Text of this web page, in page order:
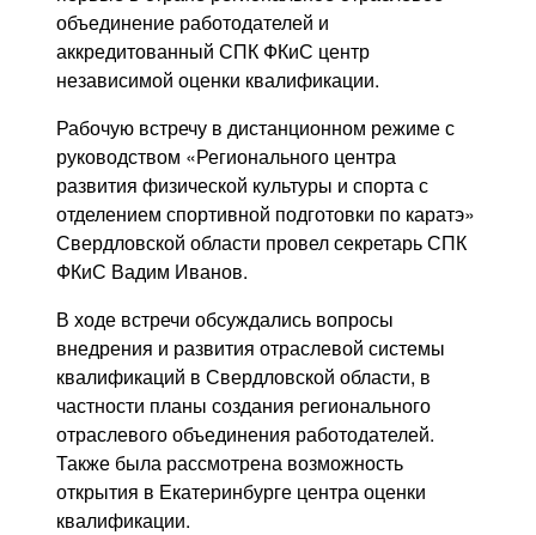
объединение работодателей и
аккредитованный СПК ФКиС центр
независимой оценки квалификации.
Рабочую встречу в дистанционном режиме с
руководством «Регионального центра
развития физической культуры и спорта с
отделением спортивной подготовки по каратэ»
Свердловской области провел секретарь СПК
ФКиС Вадим Иванов.
В ходе встречи обсуждались вопросы
внедрения и развития отраслевой системы
квалификаций в Свердловской области, в
частности планы создания регионального
отраслевого объединения работодателей.
Также была рассмотрена возможность
открытия в Екатеринбурге центра оценки
квалификации.